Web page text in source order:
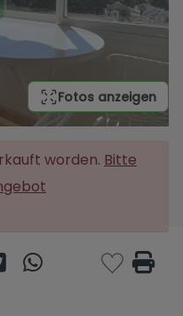
Fotos anzeigen
worden. Bitte